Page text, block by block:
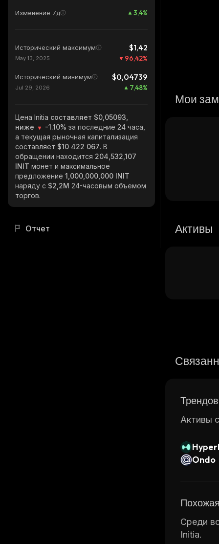
Изменение 7д 3,4%
Исторический максимум $1,42
May 13, 2025 96,42%
Исторический минимум $0,04739
Jul 29, 2026 7,48%
Цена Initia составляет $0,05093,
ниже
-1.10% за последние 24 часа,
а текущая рыночная капитализация
составляет $10 422 067. В
обращении находится 204,532,107
INIT монет и максимальное
предложение 1,000,000,000 INIT
наряду с $2,2M 24-часовым объемом
торгов.
Отчет
Мои
Активы
Активы
Ondo
Среди
Initia.